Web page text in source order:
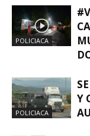
POLICIACA
POLICIACA
Y